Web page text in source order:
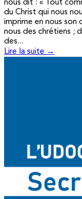
nous dit : « Tout
du Christ qui nous
imprime en nous son
nous des chrétiens ;
des...
Lire la suite →